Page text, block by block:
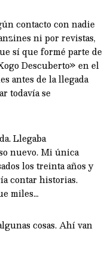
contacto con nadie
ni por revistas,
sí que formé parte de
Descuberto» en el
antes de la llegada
todavía se
Llegaba
nuevo. Mi única
los treinta años y
contar historias.
miles…
cosas. Ahí van